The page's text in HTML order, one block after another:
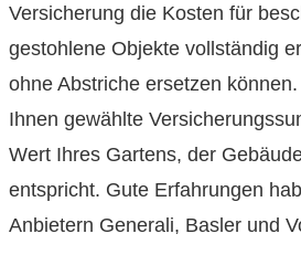
Versicherung die Kosten für
gestohlene Objekte vollständig
ohne Abstriche ersetzen
Ihnen gewählte
Wert Ihres Gartens, der
entspricht. Gute Erfahrungen
Anbietern Generali, Basler und